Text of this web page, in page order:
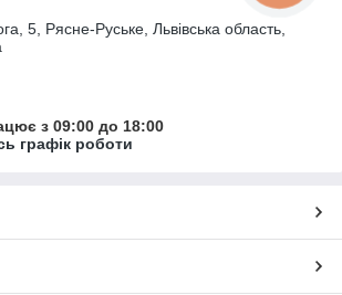
5, Рясне-Руське, Львівська область,
з 09:00 до 18:00
графік роботи